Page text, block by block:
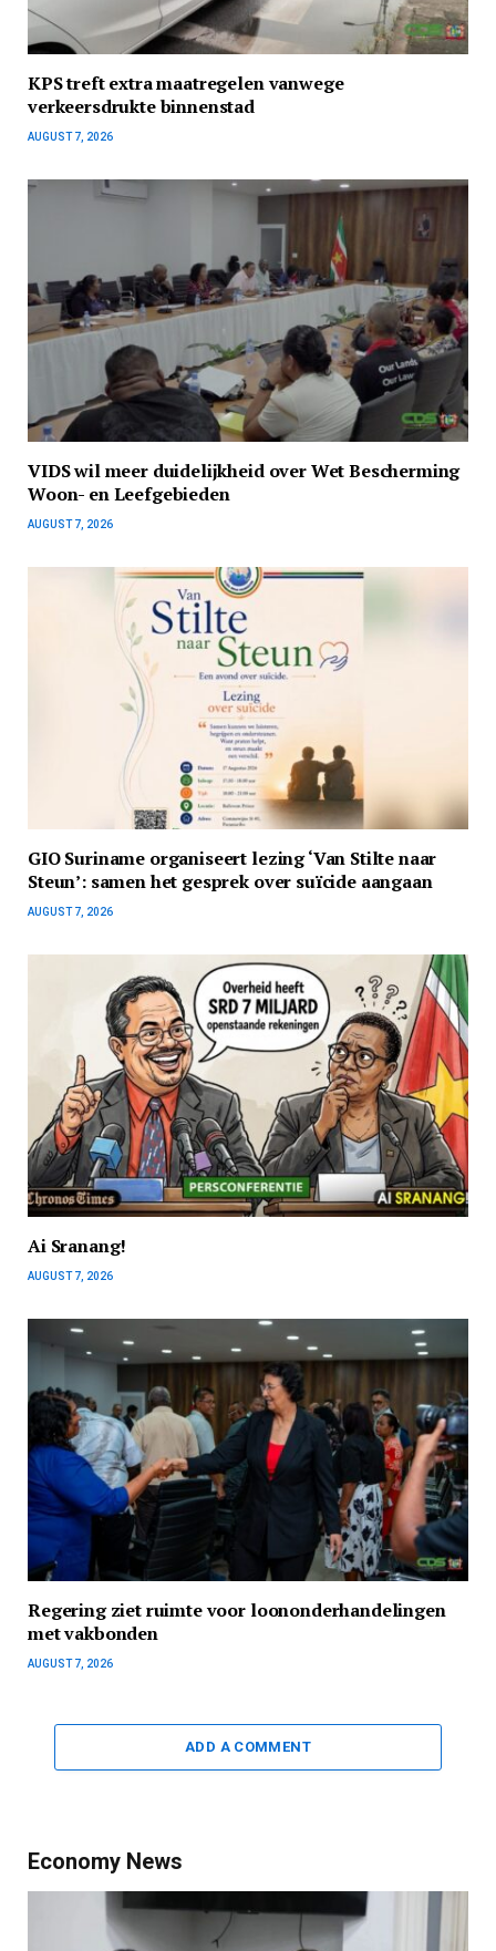
KPS treft extra maatregelen vanwege
verkeersdrukte binnenstad
AUGUST 7, 2026
VIDS wil meer duidelijkheid over Wet Bescherming
Woon- en Leefgebieden
AUGUST 7, 2026
GIO Suriname organiseert lezing ‘Van Stilte naar
Steun’: samen het gesprek over suïcide aangaan
AUGUST 7, 2026
Ai Sranang!
AUGUST 7, 2026
Regering ziet ruimte voor loononderhandelingen
met vakbonden
AUGUST 7, 2026
ADD A COMMENT
Economy News